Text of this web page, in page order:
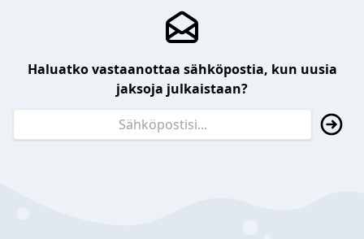
Haluatko vastaanottaa sähköpostia, kun uusia
jaksoja julkaistaan?